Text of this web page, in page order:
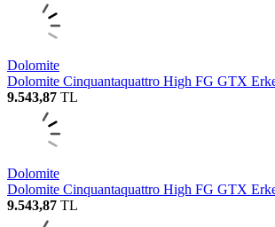
Dolomite
Dolomite Cinquantaquattro High FG GTX
9.543,87 TL
Dolomite
Dolomite Cinquantaquattro High FG GTX
9.543,87 TL